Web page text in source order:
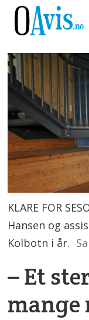
KLARE FOR
Hansen og
Kolbotn i år.
– Et